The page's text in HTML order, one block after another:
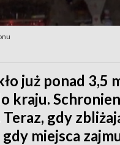
już ponad 3,5
kraju.
gdy
miejsca